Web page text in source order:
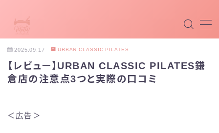
MENU
マシンピラティス
パーソナルピラティス
2025.09.17 URBAN CLASSIC PILATES
【レビュー】URBAN CLASSIC PILATES鎌
倉店の注意点3つと実際の口コミ
＜広告＞